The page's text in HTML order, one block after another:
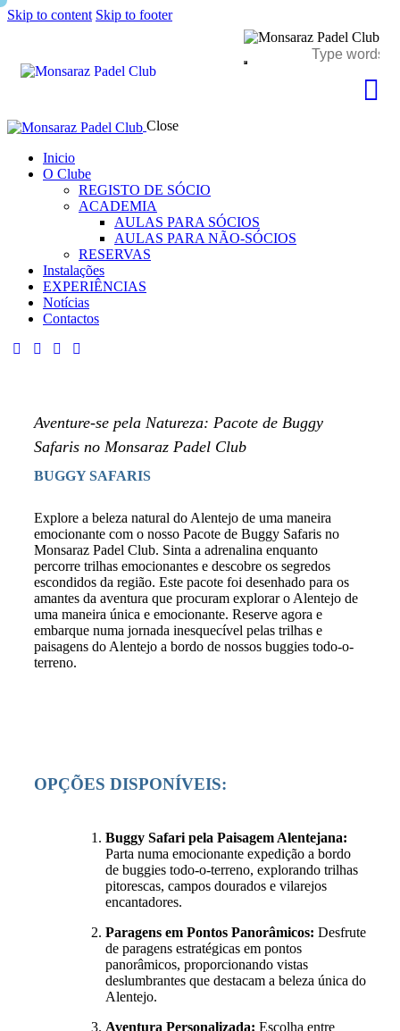
Skip to content Skip to footer
Close
Inicio
O Clube
REGISTO DE SÓCIO
ACADEMIA
AULAS PARA SÓCIOS
AULAS PARA NÃO-SÓCIOS
RESERVAS
Instalações
EXPERIÊNCIAS
Notícias
Contactos
Aventure-se pela Natureza: Pacote de Buggy
Safaris no Monsaraz Padel Club
BUGGY SAFARIS
Explore a beleza natural do Alentejo de uma maneira
emocionante com o nosso Pacote de Buggy Safaris no
Monsaraz Padel Club. Sinta a adrenalina enquanto
percorre trilhas emocionantes e descobre os segredos
escondidos da região. Este pacote foi desenhado para os
amantes da aventura que procuram explorar o Alentejo de
uma maneira única e emocionante. Reserve agora e
embarque numa jornada inesquecível pelas trilhas e
paisagens do Alentejo a bordo de nossos buggies todo-o-
terreno.
OPÇÕES DISPONÍVEIS:
Buggy Safari pela Paisagem Alentejana:
Parta numa emocionante expedição a bordo
de buggies todo-o-terreno, explorando trilhas
pitorescas, campos dourados e vilarejos
encantadores.
Paragens em Pontos Panorâmicos: Desfrute
de paragens estratégicas em pontos
panorâmicos, proporcionando vistas
deslumbrantes que destacam a beleza única do
Alentejo.
Aventura Personalizada: Escolha entre